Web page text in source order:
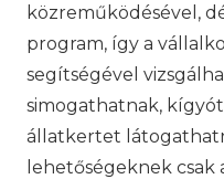
közreműködésével,
program, így a
segítségével
simogathatnak,
állatkertet
lehetőségeknek csak